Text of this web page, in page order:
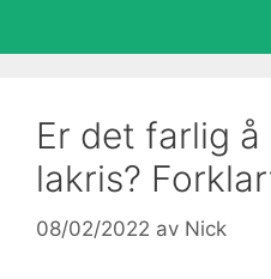
Er det farlig
lakris?
08/02/2022 av Nick